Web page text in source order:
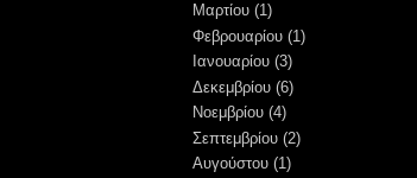
Μαρτίου (1)
Φεβρουαρίου (1)
Ιανουαρίου (3)
Δεκεμβρίου (6)
Νοεμβρίου (4)
Σεπτεμβρίου (2)
Αυγούστου (1)